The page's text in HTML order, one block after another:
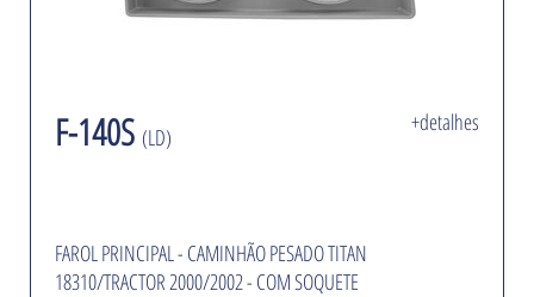
F-140S (LD)
+detalhes
FAROL PRINCIPAL - CAMINHÃO PESADO TITAN
18310/TRACTOR 2000/2002 - COM SOQUETE